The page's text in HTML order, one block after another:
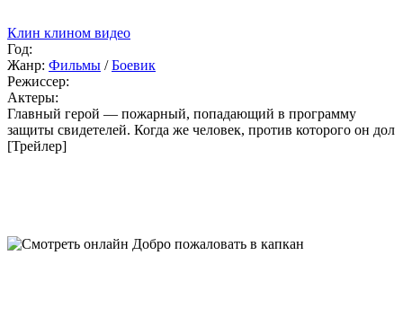
Клин клином видео
Год:
Жанр: Фильмы /Боевик
Режиссер:
Актеры:
Главный герой — пожарный, попадающий в программу
защиты свидетелей. Когда же человек, против которого он дол
[Трейлер]